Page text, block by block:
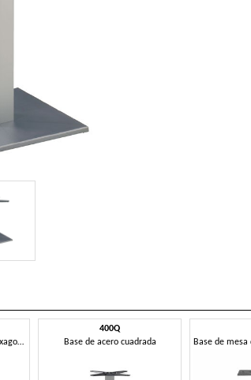
Base de mesa con forma hexagonal
400Q
Base de acero cuadrada